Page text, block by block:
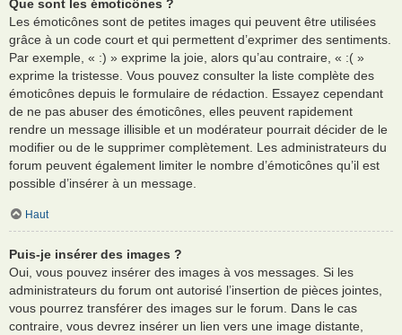
Que sont les émoticônes ?
Les émoticônes sont de petites images qui peuvent être utilisées
grâce à un code court et qui permettent d’exprimer des sentiments.
Par exemple, « :) » exprime la joie, alors qu’au contraire, « :( »
exprime la tristesse. Vous pouvez consulter la liste complète des
émoticônes depuis le formulaire de rédaction. Essayez cependant
de ne pas abuser des émoticônes, elles peuvent rapidement
rendre un message illisible et un modérateur pourrait décider de le
modifier ou de le supprimer complètement. Les administrateurs du
forum peuvent également limiter le nombre d’émoticônes qu’il est
possible d’insérer à un message.
Haut
Puis-je insérer des images ?
Oui, vous pouvez insérer des images à vos messages. Si les
administrateurs du forum ont autorisé l’insertion de pièces jointes,
vous pourrez transférer des images sur le forum. Dans le cas
contraire, vous devrez insérer un lien vers une image distante,